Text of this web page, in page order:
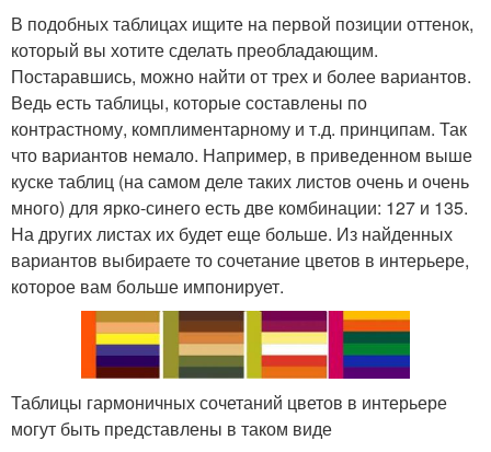
В подобных таблицах ищите на первой позиции оттенок,
который вы хотите сделать преобладающим.
Постаравшись, можно найти от трех и более вариантов.
Ведь есть таблицы, которые составлены по
контрастному, комплиментарному и т.д. принципам. Так
что вариантов немало. Например, в приведенном выше
куске таблиц (на самом деле таких листов очень и очень
много) для ярко-синего есть две комбинации: 127 и 135.
На других листах их будет еще больше. Из найденных
вариантов выбираете то сочетание цветов в интерьере,
которое вам больше импонирует.
Таблицы гармоничных сочетаний цветов в интерьере
могут быть представлены в таком виде